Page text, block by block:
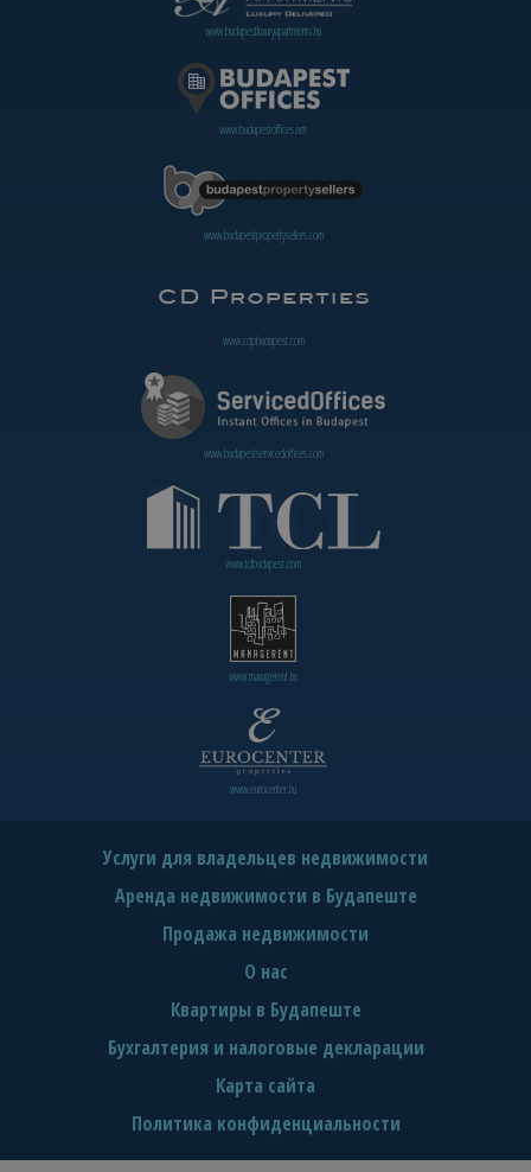
www.budapestluxuryapartments.hu
www.budapestoffices.net
www.budapestpropertysellers.com
www.cdpbudapest.com
www.budapestservicedoffices.com
www.tclbudapest.com
www.managerent.hu
www.eurocenter.hu
Услуги для владельцев недвижимости
Аренда недвижимости в Будапеште
Продажа недвижимости
О нас
Квартиры в Будапеште
Бухгалтерия и налоговые декларации
Карта сайта
Политика конфиденциальности